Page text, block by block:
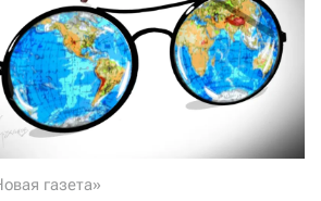
газета»
пишите donate@novayagazeta.ruили